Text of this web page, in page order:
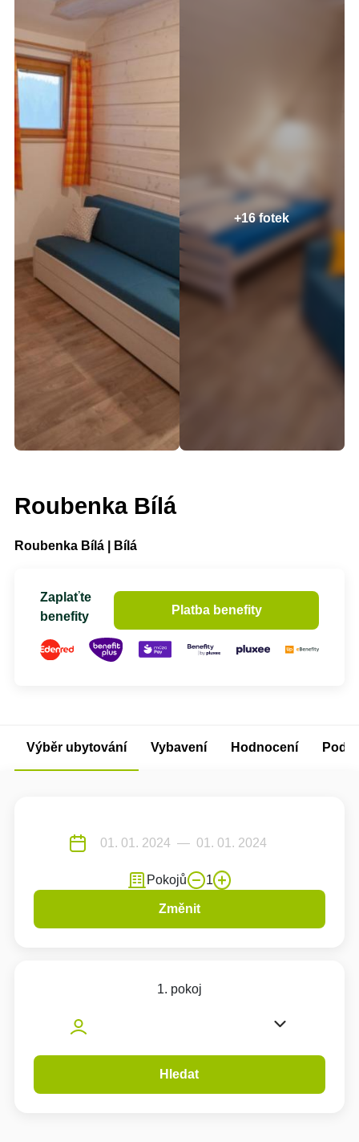
+16 fotek
Roubenka Bílá
Roubenka Bílá | Bílá
Zaplaťte
benefity
Platba benefity
Výběr ubytování Vybavení Hodnocení
Pokojů 1
Změnit
1. pokoj
Hledat